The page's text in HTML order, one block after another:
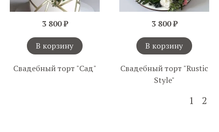
3 800 ₽
В корзину
Свадебный торт "Сад"
3 800 ₽
В корзину
Свадебный торт "Rustic
Style"
1 2